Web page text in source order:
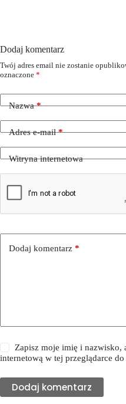
Dodaj komentarz
Twój adres email nie zostanie
oznaczone *
Nazwa*
Adres e-mail*
Witryna internetowa
Dodaj komentarz *
Zapisz moje imię i nazwisko,
internetową w tej przeglądarce
Dodaj komentarz